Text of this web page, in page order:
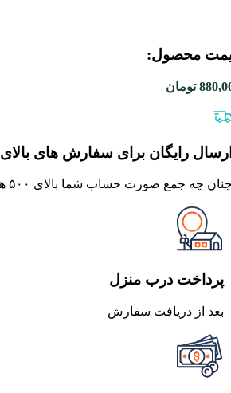
محصول:​
تومان
رایگان برای سفارش های بالای ۵۰۰ تومان
چه جمع صورت حساب شما بالای ۵۰۰ هزار تومان شود هزینه پست برای شما به صورت رایگان محاصبه خواهد شد.
پرداخت درب منزل
بعد از دریافت سفارش